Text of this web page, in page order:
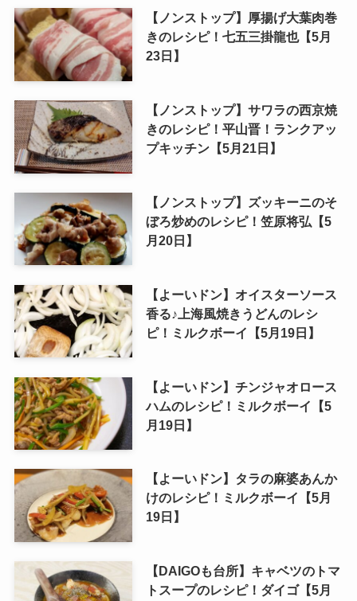
【ノンストップ】厚揚げ大葉肉巻
きのレシピ！七五三掛龍也【5月
23日】
【ノンストップ】サワラの西京焼
きのレシピ！平山晋！ランクアッ
プキッチン【5月21日】
【ノンストップ】ズッキーニのそ
ぼろ炒めのレシピ！笠原将弘【5
月20日】
【よーいドン】オイスターソース
香る♪上海風焼きうどんのレシ
ピ！ミルクボーイ【5月19日】
【よーいドン】チンジャオロース
ハムのレシピ！ミルクボーイ【5
月19日】
【よーいドン】タラの麻婆あんか
けのレシピ！ミルクボーイ【5月
19日】
【DAIGOも台所】キャベツのトマ
トスープのレシピ！ダイゴ【5月